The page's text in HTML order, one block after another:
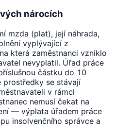
nárocích
mzda (plat), její náhrada,
vyplývající z
která zaměstnanci vzniklo
nevyplatil. Úřad práce
částku do 10
prostředky se stávají
v rámci
nemusí čekat na
— výplata úřadem práce
insolvenčního správce a